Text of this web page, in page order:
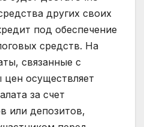
других своих
под обеспечение
средств. На
связанные с
осуществляет
за счет
или депозитов,